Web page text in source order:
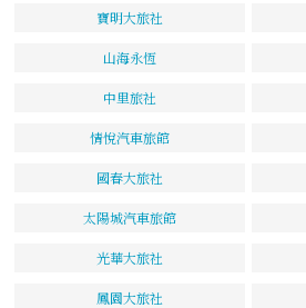
寶明大旅社
山海永恆
中里旅社
情悅汽車旅館
國春大旅社
太陽城汽車旅館
光華大旅社
鳳園大旅社